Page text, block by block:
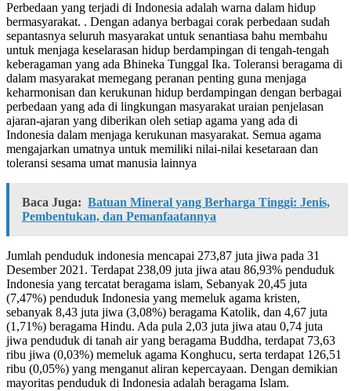
Perbedaan yang terjadi di Indonesia adalah warna dalam hidup
bermasyarakat. . Dengan adanya berbagai corak perbedaan sudah
sepantasnya seluruh masyarakat untuk senantiasa bahu membahu
untuk menjaga keselarasan hidup berdampingan di tengah-tengah
keberagaman yang ada Bhineka Tunggal Ika. Toleransi beragama di
dalam masyarakat memegang peranan penting guna menjaga
keharmonisan dan kerukunan hidup berdampingan dengan berbagai
perbedaan yang ada di lingkungan masyarakat uraian penjelasan
ajaran-ajaran yang diberikan oleh setiap agama yang ada di
Indonesia dalam menjaga kerukunan masyarakat. Semua agama
mengajarkan umatnya untuk memiliki nilai-nilai kesetaraan dan
toleransi sesama umat manusia lainnya
Baca Juga: Batuan Mineral yang Berharga Tinggi: Jenis,
Pembentukan, dan Pemanfaatannya
Jumlah penduduk indonesia mencapai 273,87 juta jiwa pada 31
Desember 2021. Terdapat 238,09 juta jiwa atau 86,93% penduduk
Indonesia yang tercatat beragama islam, Sebanyak 20,45 juta
(7,47%) penduduk Indonesia yang memeluk agama kristen,
sebanyak 8,43 juta jiwa (3,08%) beragama Katolik, dan 4,67 juta
(1,71%) beragama Hindu. Ada pula 2,03 juta jiwa atau 0,74 juta
jiwa penduduk di tanah air yang beragama Buddha, terdapat 73,63
ribu jiwa (0,03%) memeluk agama Konghucu, serta terdapat 126,51
ribu (0,05%) yang menganut aliran kepercayaan. Dengan demikian
mayoritas penduduk di Indonesia adalah beragama Islam.